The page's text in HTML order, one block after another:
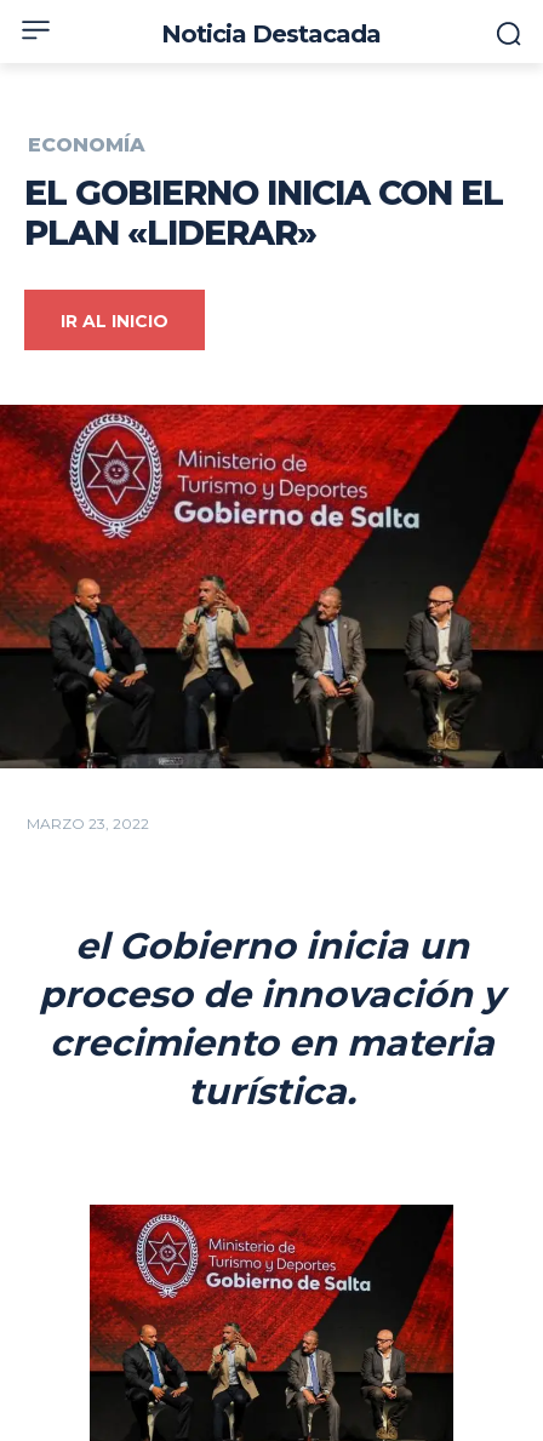
Noticia Destacada
ECONOMÍA
EL GOBIERNO INICIA CON EL
PLAN «LIDERAR»
IR AL INICIO
MARZO 23, 2022
el Gobierno inicia un
proceso de innovación y
crecimiento en materia
turística.